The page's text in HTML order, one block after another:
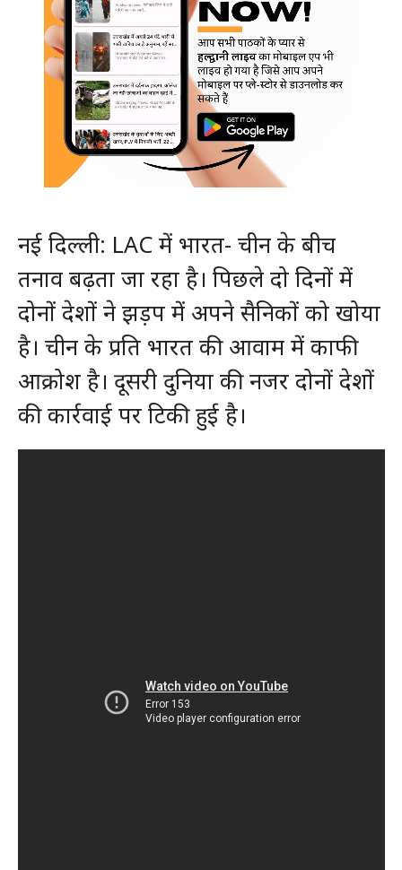
नई दिल्ली: LAC में भारत- चीन के बीच
तनाव बढ़ता जा रहा है। पिछले दो दिनों में
दोनों देशों ने झड़प में अपने सैनिकों को खोया
है। चीन के प्रति भारत की आवाम में काफी
आक्रोश है। दूसरी दुनिया की नजर दोनों देशों
की कार्रवाई पर टिकी हुई है।